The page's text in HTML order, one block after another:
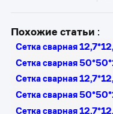
Похожие статьи :
Сетка сварная
Сетка сварная
Сетка сварная
Сетка сварная
Сетка сварная